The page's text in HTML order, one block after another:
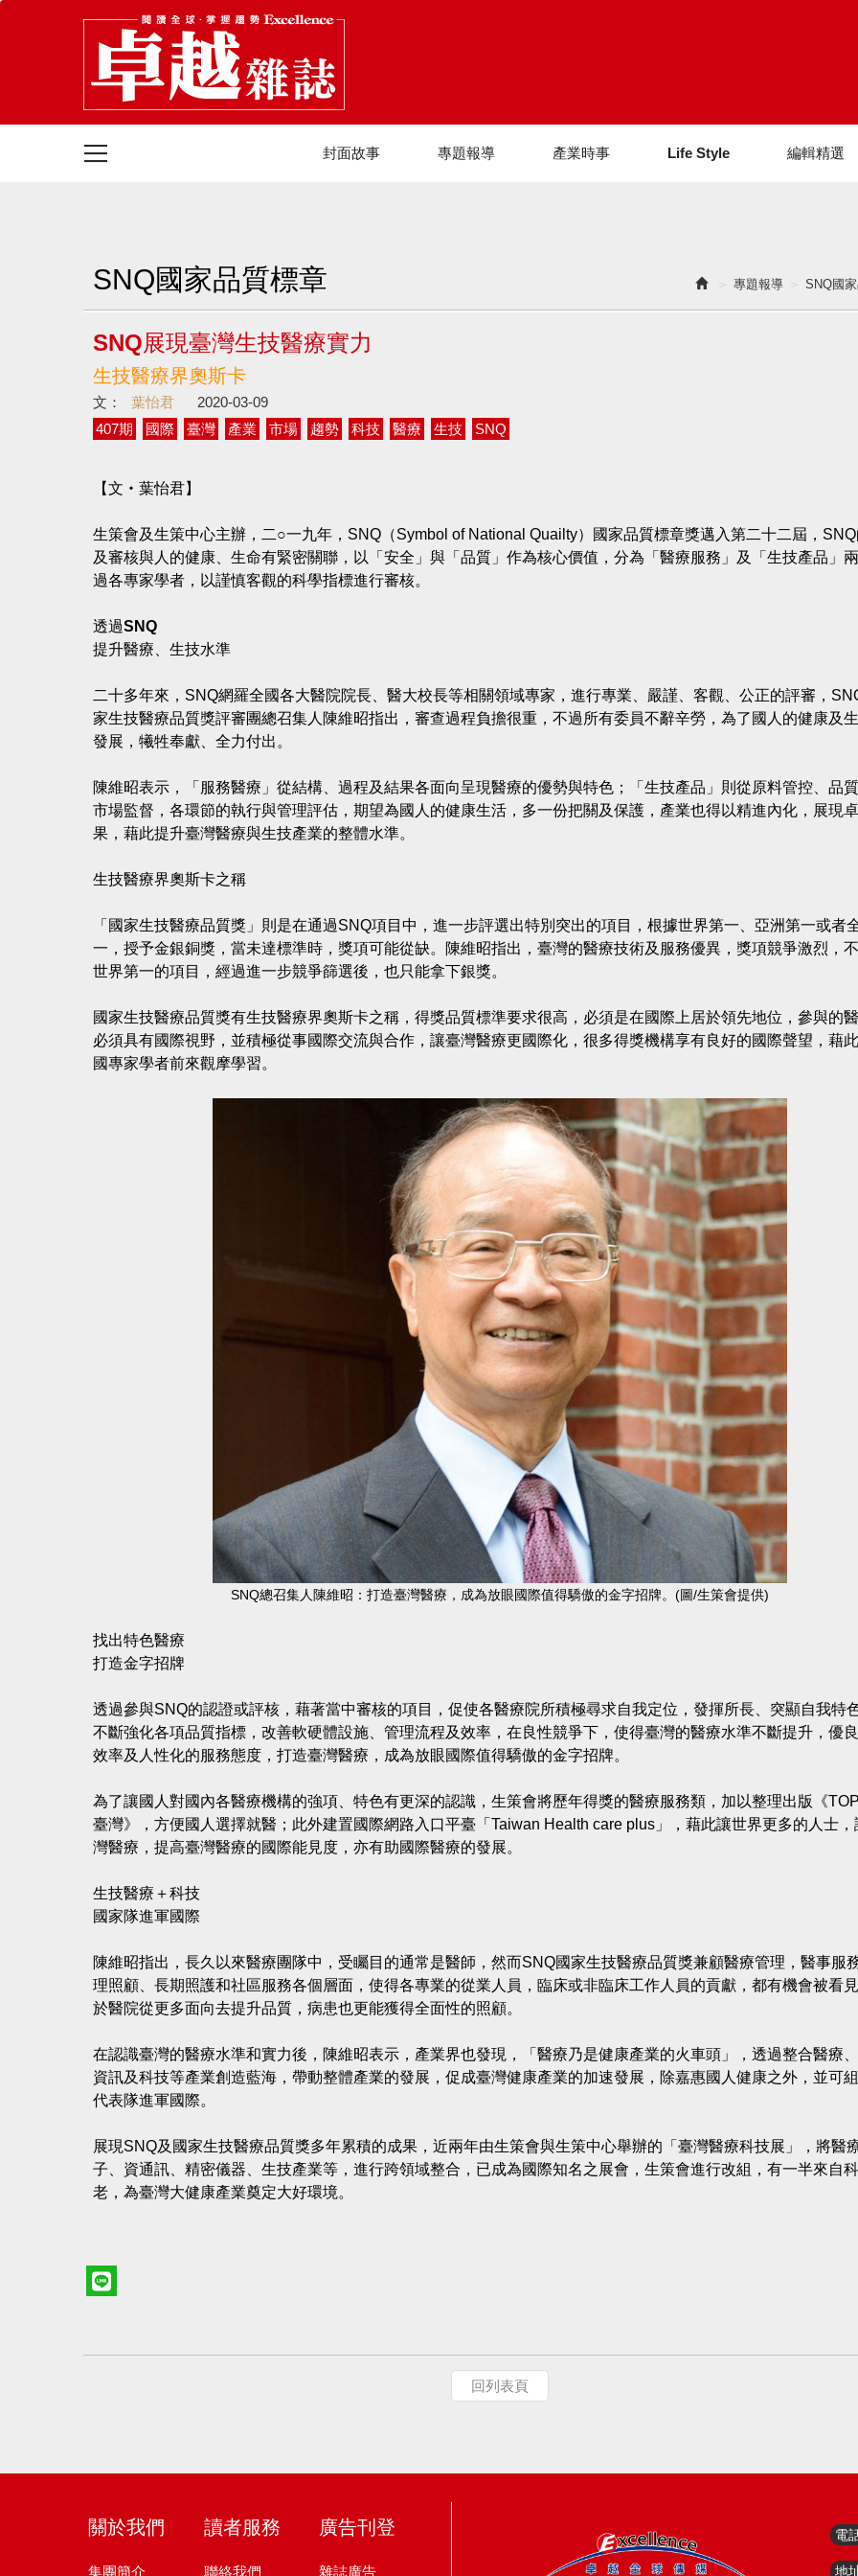
封面故事 專題報導 產業時事 Life Style 編輯精選
專題報導 SNQ國
SNQ國家品質標章
SNQ展現臺灣生技醫療實力
生技醫療界奧斯卡
文： 葉怡君
2020-03-09
407期
國際 臺灣 產業 市場 趨勢 科技 醫療 生技 SNQ
【文‧葉怡君】
生策會及生策中心主辦，二○一九年，SNQ（Symbol of National Quailty）國家品質標章獎邁入第二十二屆，
及審核與人的健康、生命有緊密關聯，以「安全」與「品質」作為核心價值，分為「醫療服務」及「生技產品」
過各專家學者，以謹慎客觀的科學指標進行審核。
透過SNQ
提升醫療、生技水準
二十多年來，SNQ網羅全國各大醫院院長、醫大校長等相關領域專家，進行專業、嚴謹、客觀、公正的評審，
家生技醫療品質獎評審團總召集人陳維昭指出，審查過程負擔很重，不過所有委員不辭辛勞，為了國人的健康及
發展，犧牲奉獻、全力付出。
陳維昭表示，「服務醫療」從結構、過程及結果各面向呈現醫療的優勢與特色；「生技產品」則從原料管控、品
市場監督，各環節的執行與管理評估，期望為國人的健康生活，多一份把關及保護，產業也得以精進內化，展現
果，藉此提升臺灣醫療與生技產業的整體水準。
生技醫療界奧斯卡之稱
「國家生技醫療品質獎」則是在通過SNQ項目中，進一步評選出特別突出的項目，根據世界第一、亞洲第一或者
一，授予金銀銅獎，當未達標準時，獎項可能從缺。陳維昭指出，臺灣的醫療技術及服務優異，獎項競爭激烈，
世界第一的項目，經過進一步競爭篩選後，也只能拿下銀獎。
國家生技醫療品質獎有生技醫療界奧斯卡之稱，得獎品質標準要求很高，必須是在國際上居於領先地位，參與的
必須具有國際視野，並積極從事國際交流與合作，讓臺灣醫療更國際化，很多得獎機構享有良好的國際聲望，藉
國專家學者前來觀摩學習。
SNQ總召集人陳維昭：打造臺灣醫療，成為放眼國際值得驕傲的金字招牌。(圖/生策會提供)
找出特色醫療
打造金字招牌
透過參與SNQ的認證或評核，藉著當中審核的項目，促使各醫療院所積極尋求自我定位，發揮所長、突顯自我特
不斷強化各項品質指標，改善軟硬體設施、管理流程及效率，在良性競爭下，使得臺灣的醫療水準不斷提升，優
效率及人性化的服務態度，打造臺灣醫療，成為放眼國際值得驕傲的金字招牌。
為了讓國人對國內各醫療機構的強項、特色有更深的認識，生策會將歷年得獎的醫療服務類，加以整理出版《
臺灣》，方便國人選擇就醫；此外建置國際網路入口平臺「Taiwan Health care plus」，藉此讓世界更多的人士，
灣醫療，提高臺灣醫療的國際能見度，亦有助國際醫療的發展。
生技醫療＋科技
國家隊進軍國際
陳維昭指出，長久以來醫療團隊中，受矚目的通常是醫師，然而SNQ國家生技醫療品質獎兼顧醫療管理，醫事服
理照顧、長期照護和社區服務各個層面，使得各專業的從業人員，臨床或非臨床工作人員的貢獻，都有機會被看
於醫院從更多面向去提升品質，病患也更能獲得全面性的照顧。
在認識臺灣的醫療水準和實力後，陳維昭表示，產業界也發現，「醫療乃是健康產業的火車頭」，透過整合醫療
資訊及科技等產業創造藍海，帶動整體產業的發展，促成臺灣健康產業的加速發展，除嘉惠國人健康之外，並可
代表隊進軍國際。
展現SNQ及國家生技醫療品質獎多年累積的成果，近兩年由生策會與生策中心舉辦的「臺灣醫療科技展」，將醫
子、資通訊、精密儀器、生技產業等，進行跨領域整合，已成為國際知名之展會，生策會進行改組，有一半來自
老，為臺灣大健康產業奠定大好環境。
回列表頁
關於我們
集團簡介
讀者服務
聯絡我們
廣告刊登
雜誌廣告
電
地